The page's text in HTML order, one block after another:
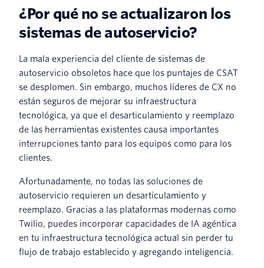
¿Por qué no se actualizaron los
sistemas de autoservicio?
La mala experiencia del cliente de sistemas de
autoservicio obsoletos hace que los puntajes de CSAT
se desplomen. Sin embargo, muchos líderes de CX no
están seguros de mejorar su infraestructura
tecnológica, ya que el desarticulamiento y reemplazo
de las herramientas existentes causa importantes
interrupciones tanto para los equipos como para los
clientes.
Afortunadamente, no todas las soluciones de
autoservicio requieren un desarticulamiento y
reemplazo. Gracias a las plataformas modernas como
Twilio, puedes incorporar capacidades de IA agéntica
en tu infraestructura tecnológica actual sin perder tu
flujo de trabajo establecido y agregando inteligencia.